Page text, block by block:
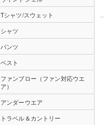
Tシャツ/スウェット
シャツ
パンツ
ベスト
ファンブロー（ファン対応ウエ
ア）
アンダーウエア
トラベル＆カントリー